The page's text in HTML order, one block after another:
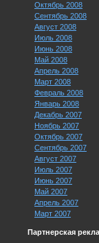
Октябрь 2008
Сентябрь 2008
Август 2008
Июль 2008
Июнь 2008
Май 2008
Апрель 2008
Март 2008
Февраль 2008
Январь 2008
Декабрь 2007
Ноябрь 2007
Октябрь 2007
Сентябрь 2007
Август 2007
Июль 2007
Июнь 2007
Май 2007
Апрель 2007
Март 2007
Партнерская